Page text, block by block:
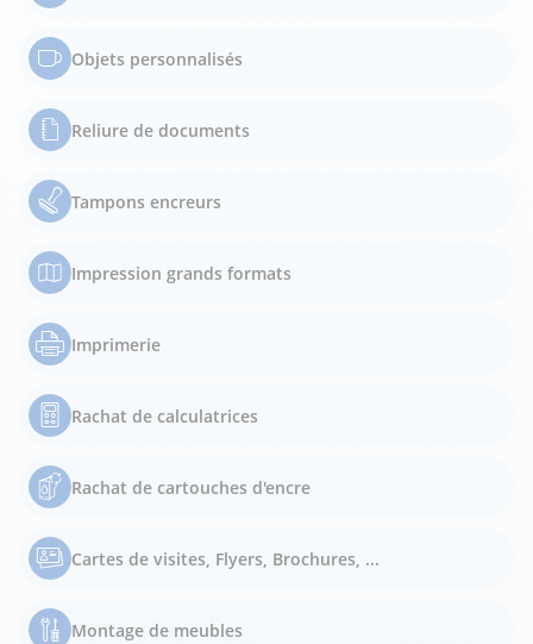
Objets personnalisés
Reliure de documents
Tampons encreurs
Impression grands formats
Imprimerie
Rachat de calculatrices
Rachat de cartouches d'encre
Cartes de visites, Flyers, Brochures, ...
Montage de meubles